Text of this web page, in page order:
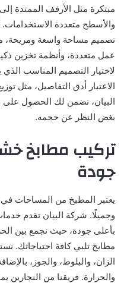
مبتكرة مثل الأرفف الممتدة
والأسطح متعددة الاستخدامات.
تصميم مساحة واسعة ومريحة،
عمل متعددة، وأنظمة تخزين
لاختيار التصميم المناسب
الاعتبار أدق التفاصيل، مثل
البيان، نضمن لك الحصول على
بغض النظر عن حجمه.
تركيب مطابخ
جودة
يعتبر المطبخ من المساحات
وجميلًا. شركة البيان تقدم
بأعلى جودة، حيث نجمع بين
مطابخ تلبي كافة احتياجاتك.
الزان، والبلوط، والجوز،
والحرارة. فريقنا من النجارين